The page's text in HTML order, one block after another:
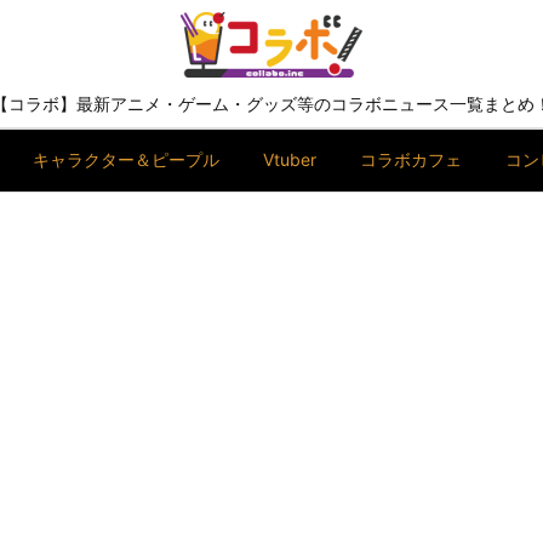
【コラボ】最新アニメ・ゲーム・グッズ等のコラボニュース一覧まとめ！
キャラクター＆ピープル Vtuber コラボカフェ コ